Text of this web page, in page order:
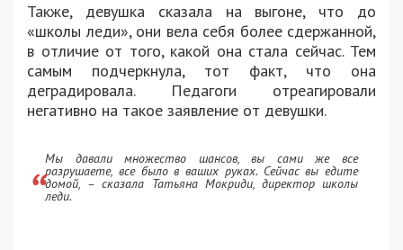
Также, девушка сказала на выгоне, что до
«школы леди», они вела себя более сдержанной,
в отличие от того, какой она стала сейчас. Тем
самым подчеркнула, тот факт, что она
деградировала. Педагоги отреагировали
негативно на такое заявление от девушки.
Мы давали множество шансов, вы сами же все
разрушаете, все было в ваших руках. Сейчас вы едите
домой, – сказала Татьяна Мокриди, директор школы
леди.